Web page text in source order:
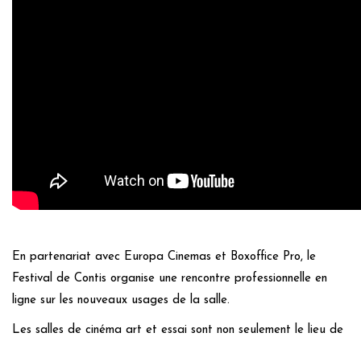
En partenariat avec Europa Cinemas et Boxoffice Pro, le
Festival de Contis organise une rencontre professionnelle en
ligne sur les nouveaux usages de la salle.
Les salles de cinéma art et essai sont non seulement le lieu de